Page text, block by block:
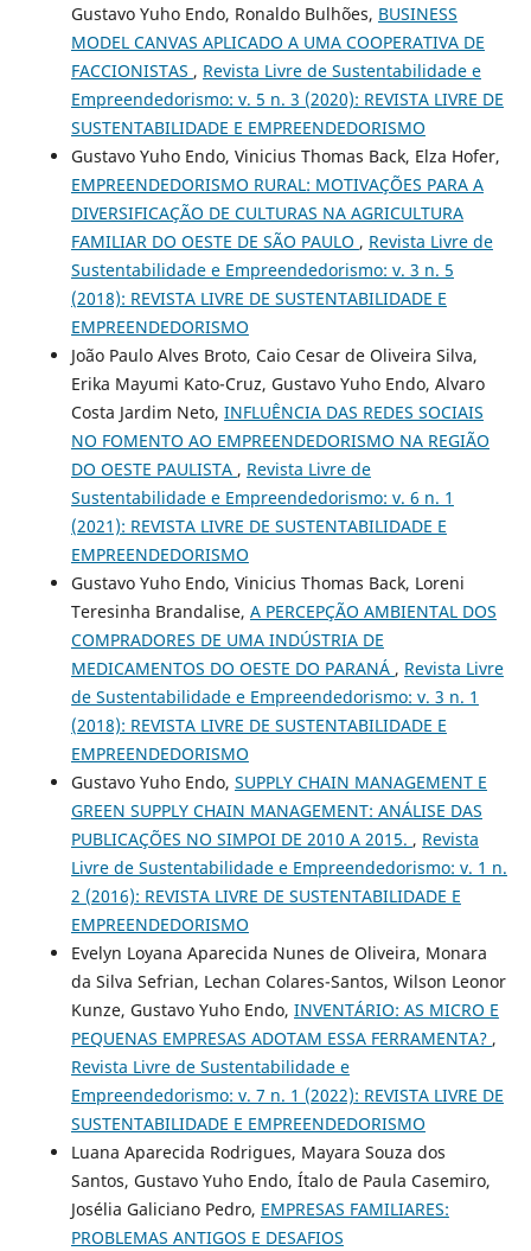
Gustavo Yuho Endo, Ronaldo Bulhões, BUSINESS
MODEL CANVAS APLICADO A UMA COOPERATIVA DE
FACCIONISTAS , Revista Livre de Sustentabilidade e
Empreendedorismo: v. 5 n. 3 (2020): REVISTA LIVRE DE
SUSTENTABILIDADE E EMPREENDEDORISMO
Gustavo Yuho Endo, Vinicius Thomas Back, Elza Hofer,
EMPREENDEDORISMO RURAL: MOTIVAÇÕES PARA A
DIVERSIFICAÇÃO DE CULTURAS NA AGRICULTURA
FAMILIAR DO OESTE DE SÃO PAULO , Revista Livre de
Sustentabilidade e Empreendedorismo: v. 3 n. 5
(2018): REVISTA LIVRE DE SUSTENTABILIDADE E
EMPREENDEDORISMO
João Paulo Alves Broto, Caio Cesar de Oliveira Silva,
Erika Mayumi Kato-Cruz, Gustavo Yuho Endo, Alvaro
Costa Jardim Neto, INFLUÊNCIA DAS REDES SOCIAIS
NO FOMENTO AO EMPREENDEDORISMO NA REGIÃO
DO OESTE PAULISTA , Revista Livre de
Sustentabilidade e Empreendedorismo: v. 6 n. 1
(2021): REVISTA LIVRE DE SUSTENTABILIDADE E
EMPREENDEDORISMO
Gustavo Yuho Endo, Vinicius Thomas Back, Loreni
Teresinha Brandalise, A PERCEPÇÃO AMBIENTAL DOS
COMPRADORES DE UMA INDÚSTRIA DE
MEDICAMENTOS DO OESTE DO PARANÁ , Revista Livre
de Sustentabilidade e Empreendedorismo: v. 3 n. 1
(2018): REVISTA LIVRE DE SUSTENTABILIDADE E
EMPREENDEDORISMO
Gustavo Yuho Endo, SUPPLY CHAIN MANAGEMENT E
GREEN SUPPLY CHAIN MANAGEMENT: ANÁLISE DAS
PUBLICAÇÕES NO SIMPOI DE 2010 A 2015. , Revista
Livre de Sustentabilidade e Empreendedorismo: v. 1 n.
2 (2016): REVISTA LIVRE DE SUSTENTABILIDADE E
EMPREENDEDORISMO
Evelyn Loyana Aparecida Nunes de Oliveira, Monara
da Silva Sefrian, Lechan Colares-Santos, Wilson Leonor
Kunze, Gustavo Yuho Endo, INVENTÁRIO: AS MICRO E
PEQUENAS EMPRESAS ADOTAM ESSA FERRAMENTA? ,
Revista Livre de Sustentabilidade e
Empreendedorismo: v. 7 n. 1 (2022): REVISTA LIVRE DE
SUSTENTABILIDADE E EMPREENDEDORISMO
Luana Aparecida Rodrigues, Mayara Souza dos
Santos, Gustavo Yuho Endo, Ítalo de Paula Casemiro,
Josélia Galiciano Pedro, EMPRESAS FAMILIARES:
PROBLEMAS ANTIGOS E DESAFIOS